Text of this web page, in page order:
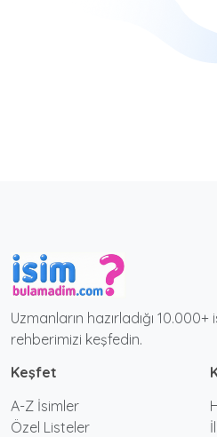
Uzmanların hazırladığı
rehberimizi keşfedin.
Keşfet
A-Z İsimler
Özel Listeler